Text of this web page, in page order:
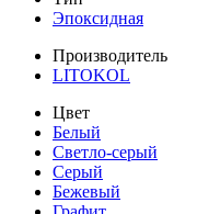
Эпоксидная
Производитель
LITOKOL
Цвет
Белый
Светло-серый
Серый
Бежевый